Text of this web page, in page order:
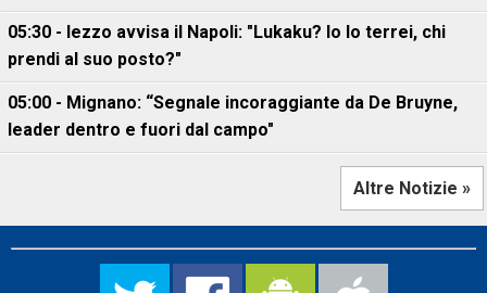
05:30 - Iezzo avvisa il Napoli: "Lukaku? Io lo terrei, chi
prendi al suo posto?"
05:00 - Mignano: “Segnale incoraggiante da De Bruyne,
leader dentro e fuori dal campo"
Altre Notizie »